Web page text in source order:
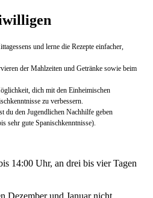
und lerne die Rezepte einfacher,
der Mahlzeiten und Getränke sowie beim
dich mit den Einheimischen
zu verbessern.
du den Jugendlichen Nachhilfe geben
sehr gute Spanischkenntnisse).
14:00 Uhr, an drei bis vier Tagen
Dezember und Januar nicht